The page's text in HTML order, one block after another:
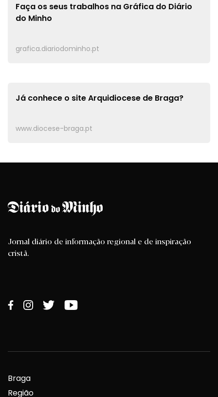
Faça os seus trabalhos na Gráfica do Diário
do Minho
grafica.diariodominho.pt
Já conhece o siteArquidiocese de Braga?
www.diocese-braga.pt
Jornal diário de informação regional e de inspiração
cristã.
Braga
Região